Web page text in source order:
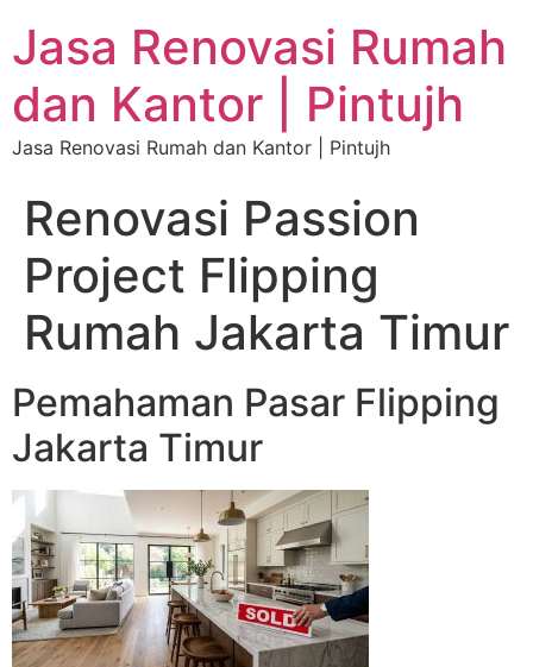
Jasa Renovasi Rumah
dan Kantor | Pintujh
Jasa Renovasi Rumah dan Kantor | Pintujh
Renovasi Passion
Project Flipping
Rumah Jakarta Timur
Pemahaman Pasar Flipping
Jakarta Timur